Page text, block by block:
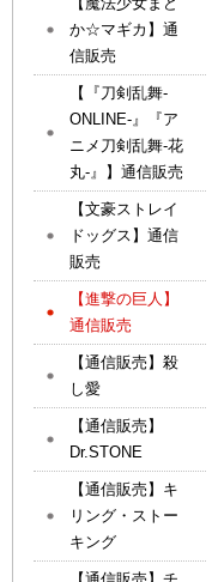
か☆マギカ】通
信販売
【『刀剣乱舞-
ONLINE-』『ア
ニメ刀剣乱舞-花
丸-』】通信販売
【文豪ストレイ
ドッグス】通信
販売
【進撃の巨人】
通信販売
【通信販売】殺
し愛
【通信販売】
Dr.STONE
【通信販売】キ
リング・ストー
キング